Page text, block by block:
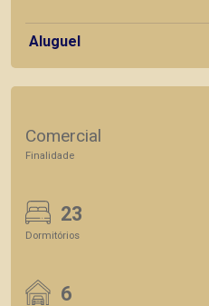
Aluguel
Comercial
Finalidade
23
Dormitórios
6